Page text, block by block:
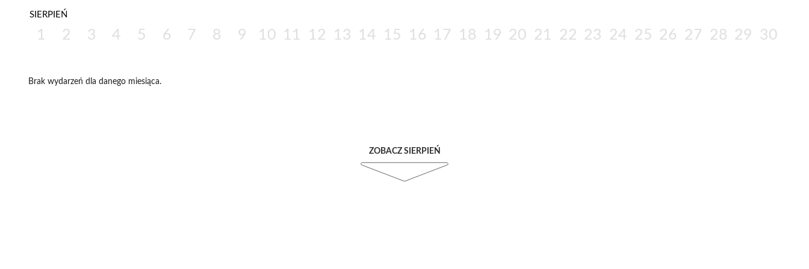
SIERPIEŃ
1 2 3 4 5 6 7 8 9 10 11 12 13 14 15 16 17 18 19 20 21 22 23 24 25 26 27 28 29 30
Brak wydarzeń dla danego miesiąca.
ZOBACZ SIERPIEŃ